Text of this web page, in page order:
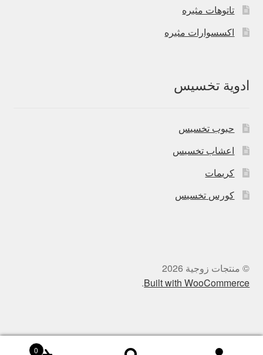
تاتوهات مثيره
اكسسوارات مثيره
ادوية تخسيس
حبوب تخسيس
اعشاب تخسيس
كريمات
كورس تخسيس
© منتجات زوجية 2026
Built with WooCommerce
.
0